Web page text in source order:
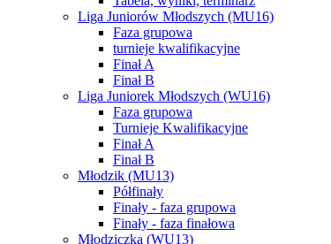
Liga Juniorów Młodszych (MU16)
Faza grupowa
turnieje kwalifikacyjne
Finał A
Finał B
Liga Juniorek Młodszych (WU16)
Faza grupowa
Turnieje Kwalifikacyjne
Finał A
Finał B
Młodzik (MU13)
Półfinały
Finały - faza grupowa
Finały - faza finałowa
Młodziczka (WU13)